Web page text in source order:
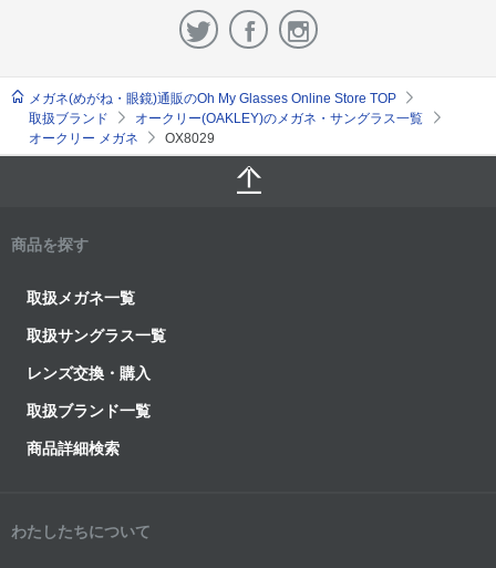
メガネ(めがね・眼鏡)通販のOh My Glasses Online Store TOP
取扱ブランド
オークリー(OAKLEY)のメガネ・サングラス一覧
オークリー メガネ
OX8029
商品を探す
取扱メガネ一覧
取扱サングラス一覧
レンズ交換・購入
取扱ブランド一覧
商品詳細検索
わたしたちについて